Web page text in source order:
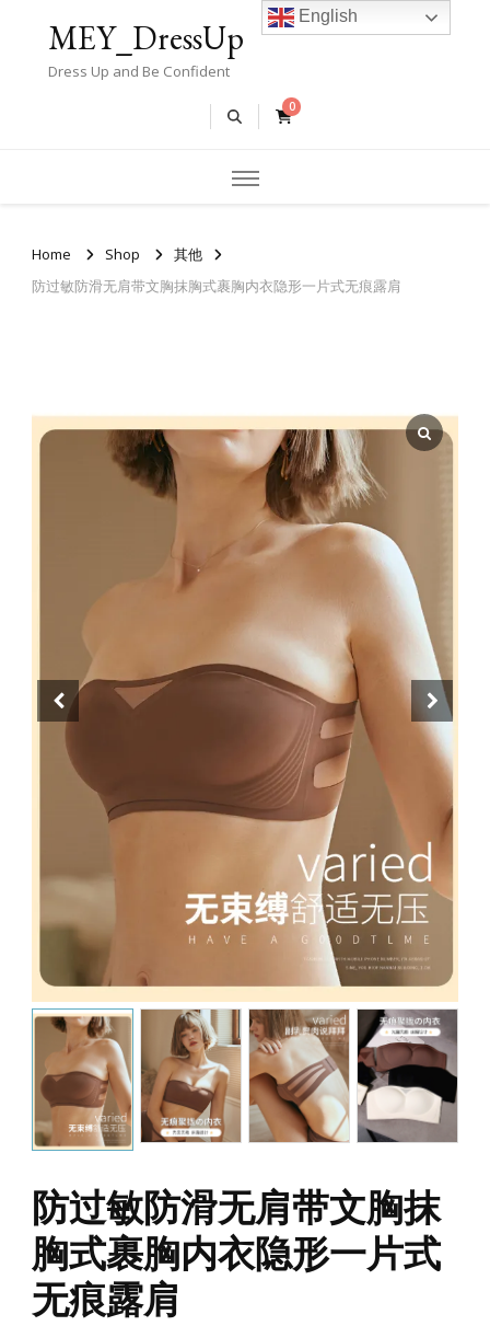
MEY_DressUp
Dress Up and Be Confident
0
Home Shop
其他
防过敏防滑无肩带文胸抹胸式裹胸内衣隐形一片式无痕露肩
防过敏防滑无肩带文胸抹
胸式裹胸内衣隐形一片式
无痕露肩
English